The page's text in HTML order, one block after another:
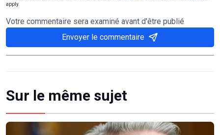
apply.
Votre commentaire sera examiné avant d'être publié
Envoyer le commentaire
Sur le même sujet